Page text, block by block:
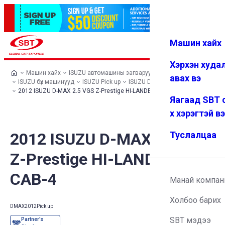
Дуртай Цэс
Машин хайх
Хэрхэн
авах вэ
Яагаад SBT
х хэрэгтэй
Туслалцаа
Манай
Холбоо барих
SBT мэдээ
Машин хайх
ISUZU автомашины загварууд
ISUZU бүх машинууд
ISUZU Pick up
ISUZU D-MAX
2012 ISUZU D-MAX 2.5 VGS Z-Prestige HI-LANDER CAB-4
2012 ISUZU D-MAX 2.5 VGS
Z-Prestige HI-LANDER
CAB-4
DMAX2012 Pick up